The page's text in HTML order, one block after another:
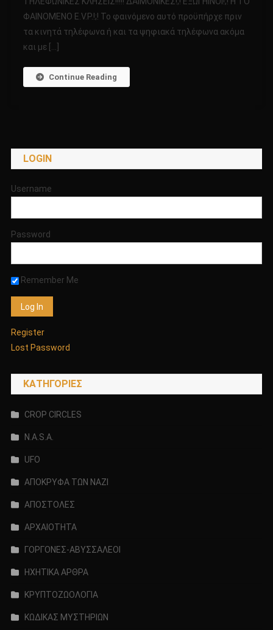
ΑΝΑΦΟΡΑ
ΓΙΑ
ΤΗΣ
ΦΑΙΝΟΜΕΝΟ E.V.P.!;! To φαινόμενο αυτό προϋπήρχε πριν
τα κινητά τηλέφωνα ή και τα ψηφιακά τηλέφωνα ακόμα
και με […]
Continue Reading
LOGIN
Username
Password
Remember Me
Register
Lost Password
KΑΤΗΓΟΡΊΕΣ
CROP CIRCLES
N.A.S.A.
UFO
ΑΠΟΚΡΥΦΑ ΤΩΝ ΝΑΖΙ
ΑΠΟΣΤΟΛΕΣ
ΑΡΧΑΙΟΤΗΤΑ
ΓΟΡΓΟΝΕΣ-ΑΒΥΣΣΑΛΕΟΙ
ΗΧΗΤΙΚΑ ΑΡΘΡΑ
ΚΡΥΠΤΟΖΩΟΛΟΓΙΑ
ΚΩΔΙΚΑΣ ΜΥΣΤΗΡΙΩΝ